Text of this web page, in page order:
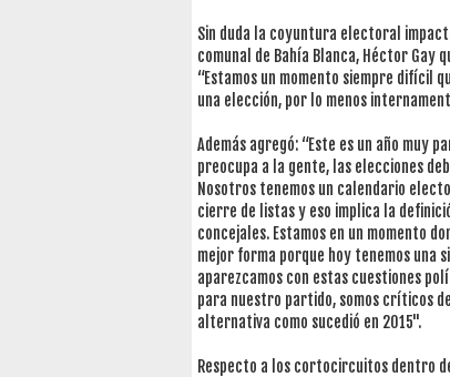
Sin duda la coyuntura electoral
comunal de Bahía Blanca, Héctor Gay
“Estamos un momento siempre difícil
una elección, por lo menos
Además agregó: “Este es un año muy
preocupa a la gente, las elecciones
Nosotros tenemos un calendario
cierre de listas y eso implica la
concejales. Estamos en un momento
mejor forma porque hoy tenemos una
aparezcamos con estas cuestiones
para nuestro partido, somos críticos
alternativa como sucedió en 2015".
Respecto a los cortocircuitos dentro